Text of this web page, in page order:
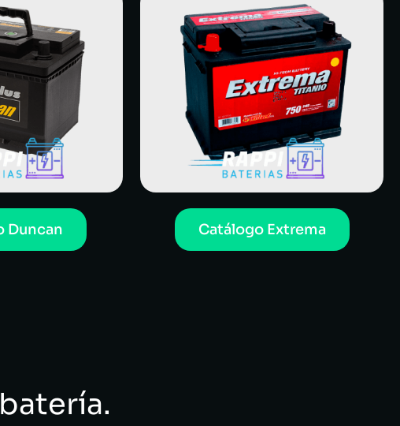
Duncan Catálogo Extrema